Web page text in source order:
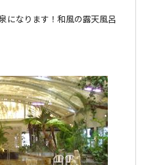
になります！和風の露天風呂